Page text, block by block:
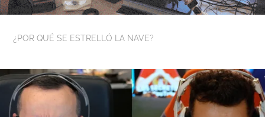
¿POR QUÉ SE ESTRELLÓ LA NAVE?